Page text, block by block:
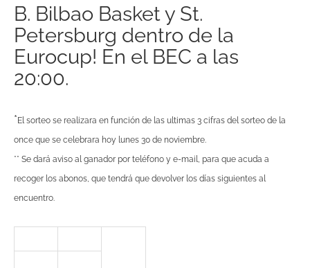
B. Bilbao Baskety St.
Petersburg dentro de la
Eurocup! En el BEC a las
20:00.
*El sorteo se realizara en función de las ultimas 3 cifras del sorteo de la
once que se celebrara hoy lunes 30 de noviembre.
** Se dará aviso al ganador por teléfono y e-mail, para que acuda a
recoger los abonos, que tendrá que devolver los días siguientes al
encuentro.